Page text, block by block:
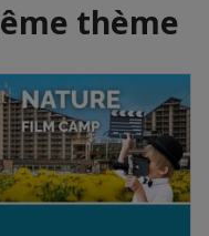
thème